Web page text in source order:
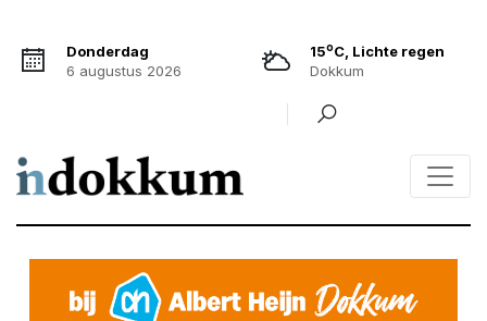
Donderdag
6 augustus 2026
15oC, Lichte regen
Dokkum